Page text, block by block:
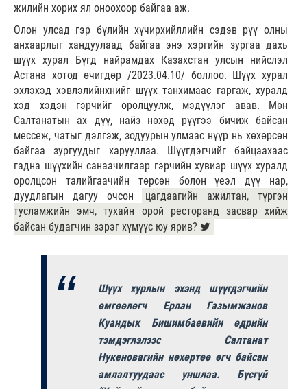
жилийн хорих ял оноохоор байгаа аж.
Олон улсад гэр бүлийн хүчирхийллийн сэдэв рүү олны
анхаарлыг хандуулаад байгаа энэ хэргийн зургаа дахь
шүүх хурал Бүгд найрамдах Казахстан улсын нийслэл
Астана хотод өчигдөр /2023.04.10/ боллоо. Шүүх хурал
эхлэхэд хэвлэлийнхнийг шүүх танхимаас гаргаж, хуралд
хэд хэдэн гэрчийг оролцуулж, мэдүүлэг авав. Мөн
Салтанатын ах дүү, найз нөхөд рүүгээ бичиж байсан
мессеж, чатыг дэлгэж, зодуурын улмаас нүүр нь хөхөрсөн
байгаа зургуудыг харууллаа. Шүүгдэгчийг байцаахаас
гадна шүүхийн санаачилгаар гэрчийн хувиар шүүх хуралд
оролцсон талийгаачийн төрсөн болон үеэл дүү нар,
дуудлагын дагуу очсон
цагдаагийн ажилтан, түргэн
тусламжийн эмч, тухайн орой ресторанд засвар хийж
байсан будагчин зэрэг хүмүүс юу ярив?
Шүүх хурлын эхэнд шүүгдэгчийн
өмгөөлөгч Ерлан Газымжанов
Куандык Бишимбаевийн өдрийн
тэмдэглэлээс Салтанат
Нукеновагийн нөхөртөө өгч байсан
амлалтуудаас уншлаа. Бүсгүй